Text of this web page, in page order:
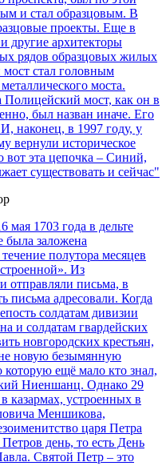
и стал образцовым. В
проекты. Еще в
другие архитекторы
рядов образцовых жилых
стал головным
моста.
мост, как он в
был назван иначе. Его
наконец, в 1997 году, у
вернули историческое
вот эта цепочка – Синий,
существовать и сейчас"
мая 1703 года в дельте
была заложена
полутора месяцев
Из
отправляли письма, в
письма адресовали. Когда
солдатам дивизии
и солдатам гвардейских
новгородских крестьян,
новую безымянную
которую ещё мало кто знал,
Ниеншанц. Однако 29
казармах, устроенных в
Меншикова,
царя Петра
день, то есть День
Святой Петр – это